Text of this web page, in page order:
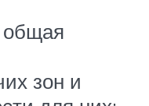
общая
зон и